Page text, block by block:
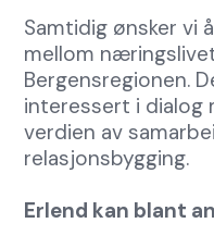
Samtidig ønsker vi
mellom
Bergensregionen.
interessert i dialog
verdien av
relasjonsbygging.
Erlend kan blant